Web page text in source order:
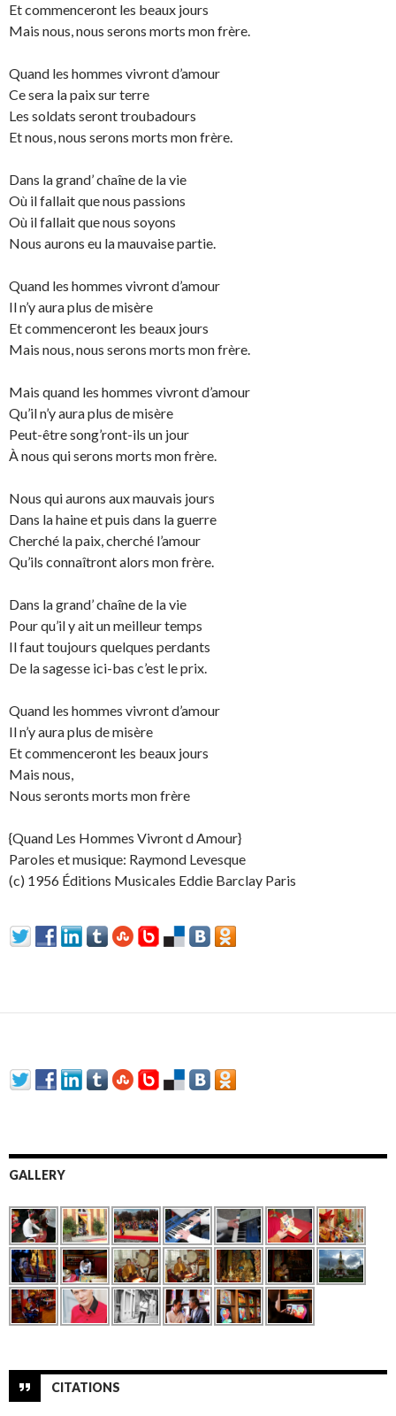
Et commenceront les beaux jours
Mais nous, nous serons morts mon frère.
Quand les hommes vivront d’amour
Ce sera la paix sur terre
Les soldats seront troubadours
Et nous, nous serons morts mon frère.
Dans la grand’ chaîne de la vie
Où il fallait que nous passions
Où il fallait que nous soyons
Nous aurons eu la mauvaise partie.
Quand les hommes vivront d’amour
Il n’y aura plus de misère
Et commenceront les beaux jours
Mais nous, nous serons morts mon frère.
Mais quand les hommes vivront d’amour
Qu’il n’y aura plus de misère
Peut-être song’ront-ils un jour
À nous qui serons morts mon frère.
Nous qui aurons aux mauvais jours
Dans la haine et puis dans la guerre
Cherché la paix, cherché l’amour
Qu’ils connaîtront alors mon frère.
Dans la grand’ chaîne de la vie
Pour qu’il y ait un meilleur temps
Il faut toujours quelques perdants
De la sagesse ici-bas c’est le prix.
Quand les hommes vivront d’amour
Il n’y aura plus de misère
Et commenceront les beaux jours
Mais nous,
Nous seronts morts mon frère
{Quand Les Hommes Vivront d Amour}
Paroles et musique: Raymond Levesque
(c) 1956 Éditions Musicales Eddie Barclay Paris
GALLERY
CITATIONS